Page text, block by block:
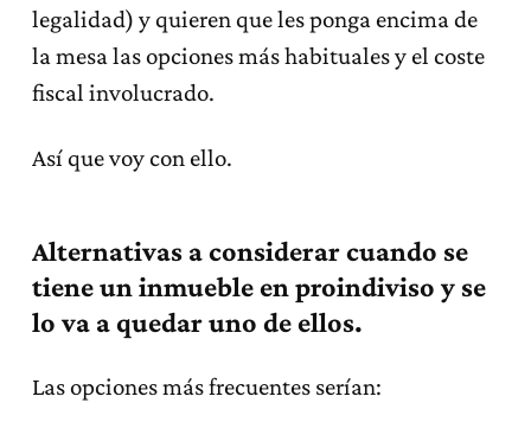
legalidad) y quieren que les ponga encima de
la mesa las opciones más habituales y el coste
fiscal involucrado.
Así que voy con ello.
Alternativas a considerar cuando se
tiene un inmueble en proindiviso y se
lo va a quedar uno de ellos.
Las opciones más frecuentes serían: